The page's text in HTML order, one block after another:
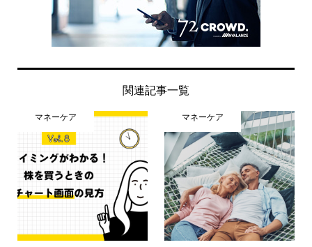
関連記事一覧
マネーケア マネーケア